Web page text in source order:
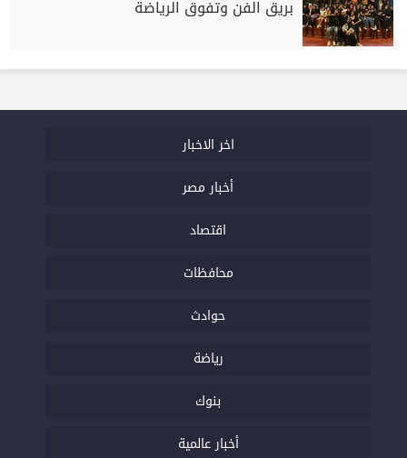
بريق الفن وتفوق الرياضة
اخر الاخبار
أخبار مصر
اقتصاد
محافظات
حوادث
رياضة
بنوك
أخبار عالمية